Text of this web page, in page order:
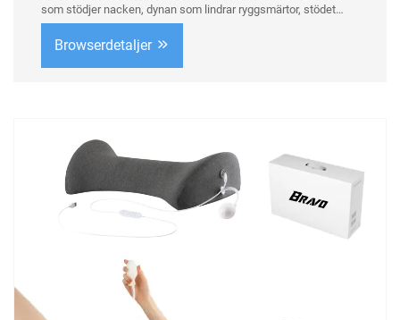
som stödjer nacken, dynan som lindrar ryggsmärtor, stödet
som förvandlar vila. Men hos Nantong Bulawo tror vi att sann
kvalitet, ...
Browserdetaljer